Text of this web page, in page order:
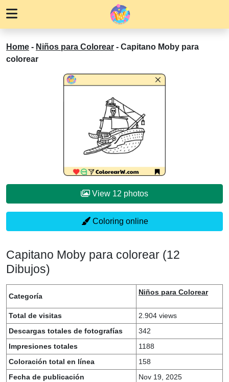
Home - Niños para Colorear - Capitano Moby para
colorear
View 12 photos
Coloring online
Capitano Moby para colorear (12
Dibujos)
Categoría Niños para Colorear
Total de visitas
2.904 views
Descargas totales de fotografías
342
Impresiones totales
1188
Coloración total en línea
158
Fecha de publicación
Nov 19, 2025